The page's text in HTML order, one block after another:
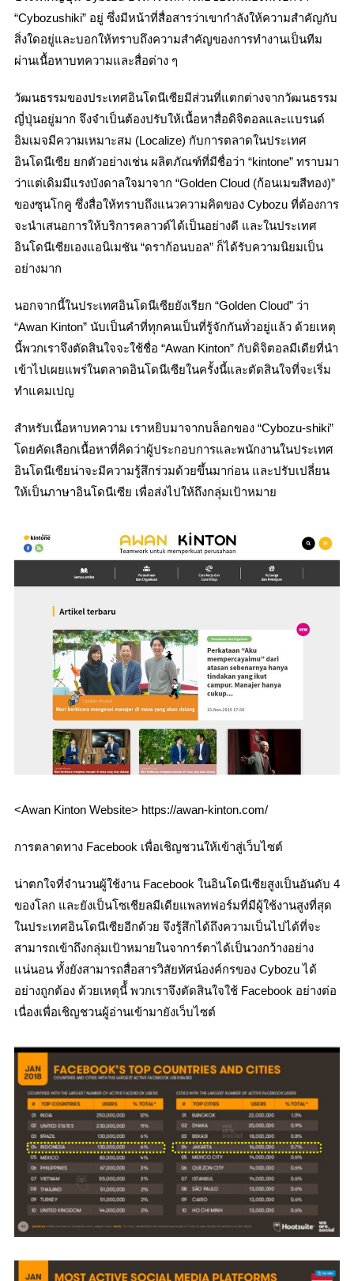
“Cybozushiki” อยู่ ซึ่งมีหน้าที่สื่อสารว่าเขากำลังให้ความสำคัญกับ
สิ่งใดอยู่และบอกให้ทราบถึงความสำคัญของการทำงานเป็นทีม
ผ่านเนื้อหาบทความและสื่อต่าง ๆ
วัฒนธรรมของประเทศอินโดนีเซียมีส่วนที่แตกต่างจากวัฒนธรรม
ญี่ปุ่นอยู่มาก จึงจำเป็นต้องปรับให้เนื้อหาสื่อดิจิตอลและแบรนด์
อิมเมจมีความเหมาะสม (Localize) กับการตลาดในประเทศ
อินโดนีเซีย ยกตัวอย่างเช่น ผลิตภัณฑ์ที่มีชื่อว่า “kintone” ทราบมา
ว่าแต่เดิมมีแรงบังดาลใจมาจาก “Golden Cloud (ก้อนเมฆสีทอง)”
ของซุนโกคู ซึ่งสื่อให้ทราบถึงแนวความคิดของ Cybozu ที่ต้องการ
จะนำเสนอการให้บริการคลาวด์ได้เป็นอย่างดี และในประเทศ
อินโดนีเซียเองแอนิเมชัน “ดราก้อนบอล” ก็ได้รับความนิยมเป็น
อย่างมาก
นอกจากนี้ในประเทศอินโดนีเซียยังเรียก “Golden Cloud” ว่า
“Awan Kinton” นับเป็นคำที่ทุกคนเป็นที่รู้จักกันทั่วอยู่แล้ว ด้วยเหตุ
นี้พวกเราจึงตัดสินใจจะใช้ชื่อ “Awan Kinton” กับดิจิตอลมีเดียที่นำ
เข้าไปเผยแพร่ในตลาดอินโดนีเซียในครั้งนี้และตัดสินใจที่จะเริ่ม
ทำแคมเปญ
สำหรับเนื้อหาบทความ เราหยิบมาจากบล็อกของ “Cybozu-shiki”
โดยคัดเลือกเนื้อหาที่คิดว่าผู้ประกอบการและพนักงานในประเทศ
อินโดนีเซียน่าจะมีความรู้สึกร่วมด้วยขึ้นมาก่อน และปรับเปลี่ยน
ให้เป็นภาษาอินโดนีเซีย เพื่อส่งไปให้ถึงกลุ่มเป้าหมาย
<Awan Kinton Website> https://awan-kinton.com/
การตลาดทาง Facebook เพื่อเชิญชวนให้เข้าสู่เว็บไซต์
น่าตกใจที่จำนวนผู้ใช้งาน Facebook ในอินโดนีเซียสูงเป็นอันดับ 4
ของโลก และยังเป็นโซเชียลมีเดียแพลทฟอร์มที่มีผู้ใช้งานสูงที่สุด
ในประเทศอินโดนีเซียอีกด้วย จึงรู้สึกได้ถึงความเป็นไปได้ที่จะ
สามารถเข้าถึงกลุ่มเป้าหมายในจาการ์ตาได้เป็นวงกว้างอย่าง
แน่นอน ทั้งยังสามารถสื่อสารวิสัยทัศน์องค์กรของ Cybozu ได้
อย่างถูกต้อง ด้วยเหตุนี้้ พวกเราจึงตัดสินใจใช้ Facebook อย่างต่อ
เนื่องเพื่อเชิญชวนผู้อ่านเข้ามายังเว็บไซต์